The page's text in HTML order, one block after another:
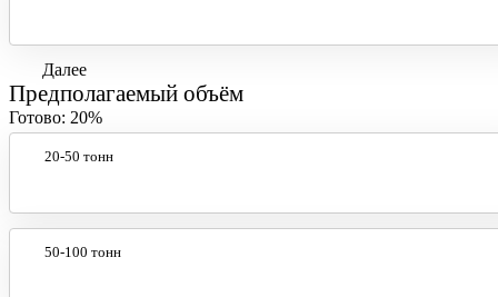
Далее
Предполагаемый объём
Готово: 20%
20-50 тонн
50-100 тонн